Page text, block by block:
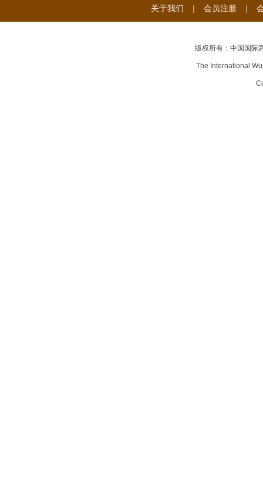
关于我们 | 会员注册 |
版权所有：中国国际
The International